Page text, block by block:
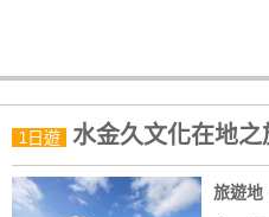
1日遊 水金久文化在地之
旅遊地